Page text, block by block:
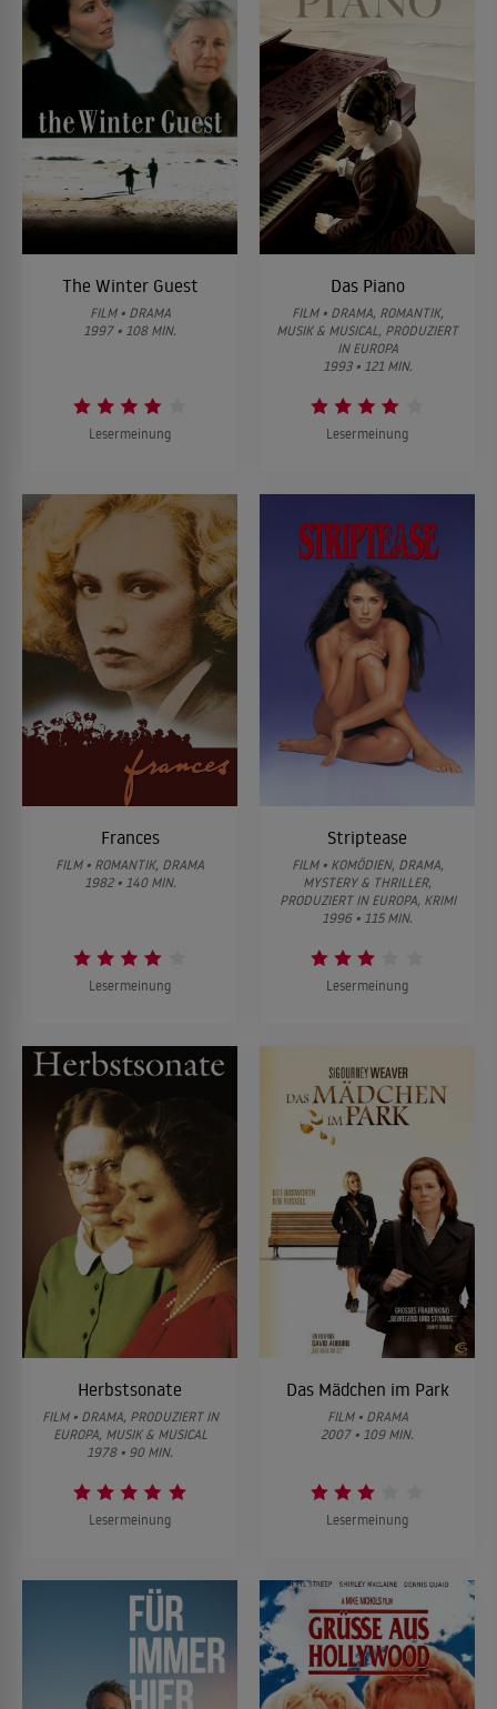
The Winter Guest
FILM • DRAMA
1997 • 108 MIN.
Lesermeinung
Das Piano
FILM • DRAMA, ROMANTIK,
MUSIK & MUSICAL, PRODUZIERT
IN EUROPA
1993 • 121 MIN.
Lesermeinung
Frances
FILM • ROMANTIK, DRAMA
1982 • 140 MIN.
Lesermeinung
Striptease
FILM • KOMÖDIEN, DRAMA,
MYSTERY & THRILLER,
PRODUZIERT IN EUROPA, KRIMI
1996 • 115 MIN.
Lesermeinung
Herbstsonate
FILM • DRAMA, PRODUZIERT IN
EUROPA, MUSIK & MUSICAL
1978 • 90 MIN.
Lesermeinung
Das Mädchen im Park
FILM • DRAMA
2007 • 109 MIN.
Lesermeinung